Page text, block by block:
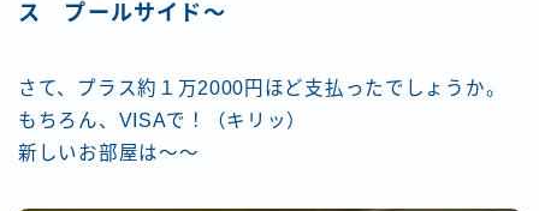
ス プールサイド～
さて、プラス約１万2000円ほど支払ったでしょうか。
もちろん、VISAで！（キリッ）
新しいお部屋は～～